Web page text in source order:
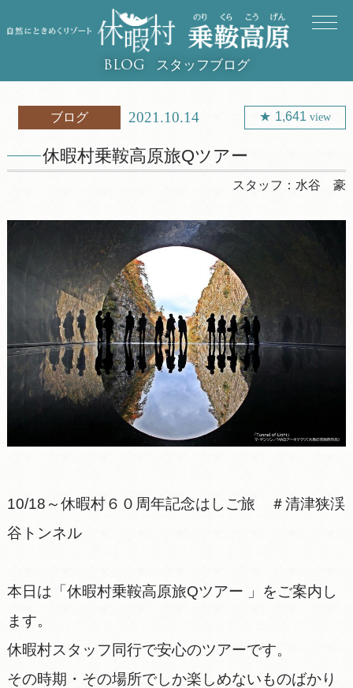
BLOG スタッフブログ
ブログ 2021.10.14 1,641view
休暇村乗鞍高原旅Qツアー
スタッフ： 水谷 豪
10/18～休暇村６０周年記念はしご旅 ＃清津狭渓
谷トンネル
本日は「休暇村乗鞍高原旅Qツアー 」をご案内し
ます。
休暇村スタッフ同行で安心のツアーです。
その時期・その場所でしか楽しめないものばかり